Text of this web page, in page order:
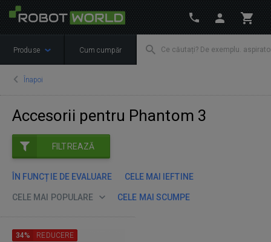
Produse Cum cumpăr
Înapoi
Accesorii pentru Phantom 3
FILTREAZĂ
ÎN FUNCȚIE DE EVALUARE CELE MAI IEFTINE
CELE MAI POPULARE CELE MAI SCUMPE
34% REDUCERE